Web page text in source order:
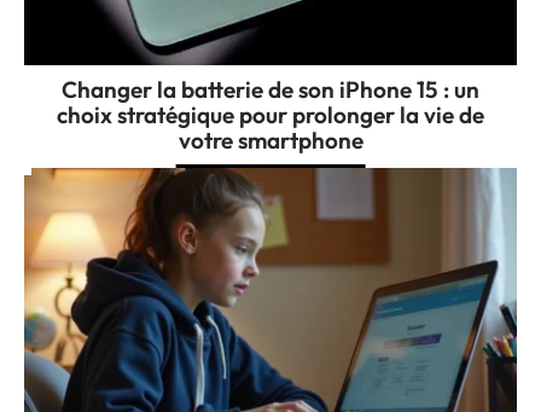
Changer la batterie de son iPhone 15 : un
choix stratégique pour prolonger la vie de
votre smartphone